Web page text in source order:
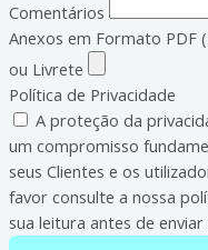
Comentários
Anexos em Formato PDF
ou Livrete
Política de Privacidade
A proteção da
um compromisso
seus Clientes e os
favor consulte a nossa
sua leitura antes de